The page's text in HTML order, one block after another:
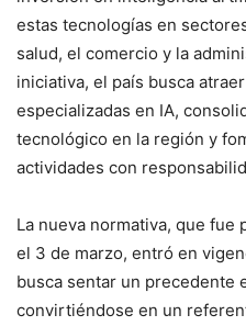
estas tecnologías en
salud, el comercio y la
iniciativa, el país busca
especializadas en IA,
tecnológico en la región y
actividades con
La nueva normativa, que fue
el 3 de marzo, entró en
busca sentar un precedente
convirtiéndose en un